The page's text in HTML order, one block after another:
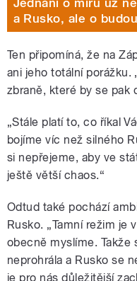
a Rusko, ale o
Ten připomíná, že na
ani jeho totální porážku.
zbraně, které by se pak
„Stále platí to, co říkal
bojíme víc než silného
si nepřejeme, aby ve
ještě větší chaos.“
Odtud také pochází
Rusko. „Tamní režim je
obecně myslíme. Takže
neprohrála a Rusko se
je pro nás důležitější